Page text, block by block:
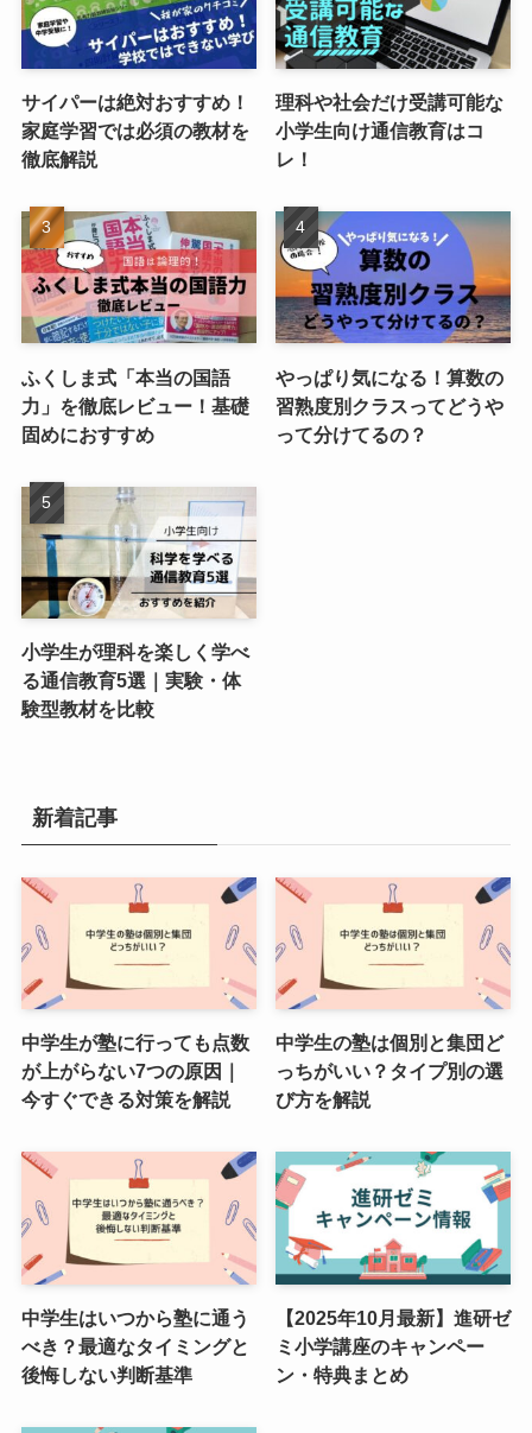
サイパーは絶対おすすめ！
家庭学習では必須の教材を
徹底解説
理科や社会だけ受講可能な
小学生向け通信教育はコ
レ！
ふくしま式「本当の国語
力」を徹底レビュー！基礎
固めにおすすめ
やっぱり気になる！算数の
習熟度別クラスってどうや
って分けてるの？
小学生が理科を楽しく学べ
る通信教育5選｜実験・体
験型教材を比較
新着記事
中学生が塾に行っても点数
が上がらない7つの原因｜
今すぐできる対策を解説
中学生の塾は個別と集団ど
っちがいい？タイプ別の選
び方を解説
中学生はいつから塾に通う
べき？最適なタイミングと
後悔しない判断基準
【2025年10月最新】進研ゼ
ミ小学講座のキャンペー
ン・特典まとめ